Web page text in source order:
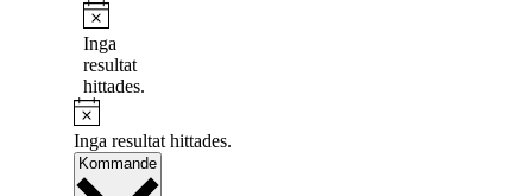
Notis
Inga
resultat
hittades.
Notis
Inga resultat hittades.
Kommande Välj